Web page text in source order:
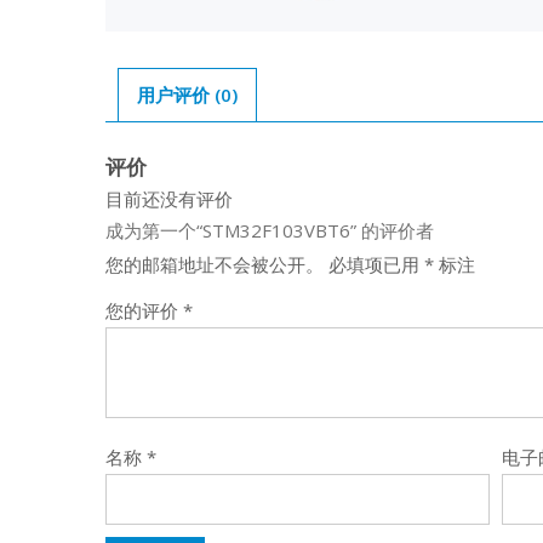
用户评价 (0)
评价
目前还没有评价
成为第一个“STM32F103VBT6” 的评价者
您的邮箱地址不会被公开。
必填项已用 * 标注
您的评价 *
名称 * 电